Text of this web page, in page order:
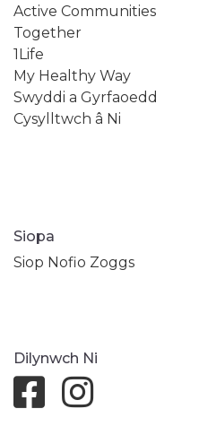
Active Communities
Together
1Life
My Healthy Way
Swyddi a Gyrfaoedd
Cysylltwch â Ni
Siopa
Siop Nofio Zoggs
Dilynwch Ni